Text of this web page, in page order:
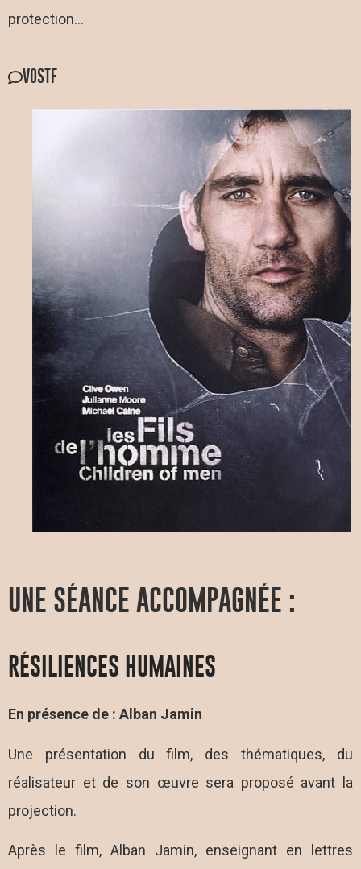
protection…
VOSTF
UNE SÉANCE ACCOMPAGNÉE :
RÉSILIENCES HUMAINES
En présence de : Alban Jamin
Une présentation du film, des thématiques, du
réalisateur et de son œuvre sera proposé avant la
projection.
Après le film, Alban Jamin, enseignant en lettres